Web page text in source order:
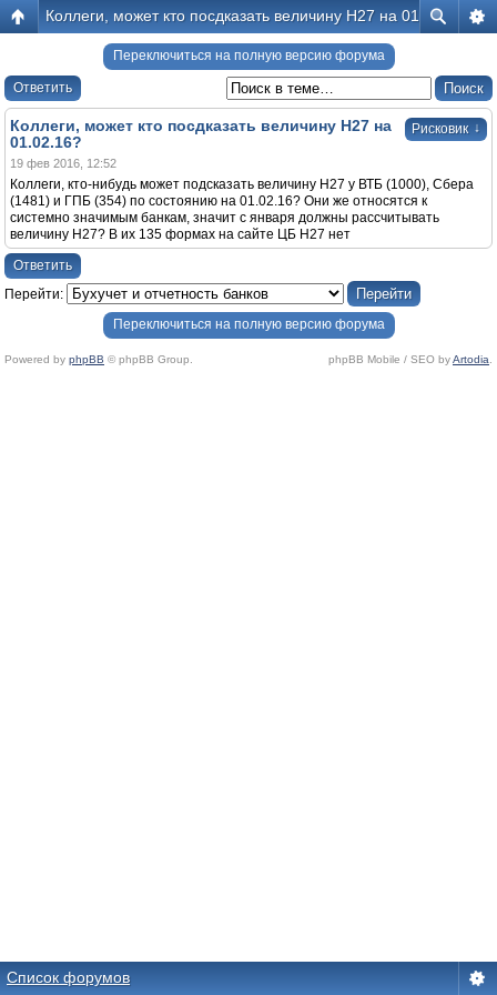
Коллеги, может кто посдказать величину Н27 на 01.02.16?
Переключиться на полную версию форума
Ответить
Рисковик ↓
Коллеги, может кто посдказать величину Н27 на
01.02.16?
19 фев 2016, 12:52
Коллеги, кто-нибудь может подсказать величину Н27 у ВТБ (1000), Сбера
(1481) и ГПБ (354) по состоянию на 01.02.16? Они же относятся к
системно значимым банкам, значит с января должны рассчитывать
величину Н27? В их 135 формах на сайте ЦБ Н27 нет
Ответить
Перейти:
Переключиться на полную версию форума
Powered by phpBB © phpBB Group. phpBB Mobile / SEO byArtodia
Список форумов